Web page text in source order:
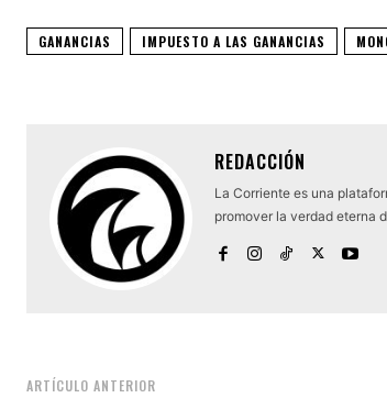
GANANCIAS IMPUESTO A LAS GANANCIAS
REDACCIÓN
La Corriente es una
promover la verdad eterna
ARTÍCULO ANTERIOR